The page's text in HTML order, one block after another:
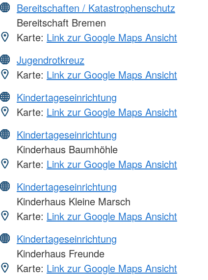
Bereitschaften / Katastrophenschutz
Bereitschaft Bremen
Karte: Link zur Google Maps Ansicht
Jugendrotkreuz
Karte: Link zur Google Maps Ansicht
Kindertageseinrichtung
Karte: Link zur Google Maps Ansicht
Kindertageseinrichtung
Kinderhaus Baumhöhle
Karte: Link zur Google Maps Ansicht
Kindertageseinrichtung
Kinderhaus Kleine Marsch
Karte: Link zur Google Maps Ansicht
Kindertageseinrichtung
Kinderhaus Freunde
Karte: Link zur Google Maps Ansicht